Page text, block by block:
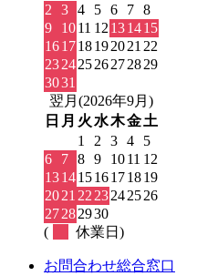
2
3 4 5 6 7 8
9
1011 12 131415
161718192021 22
23242526272829
3031
翌月(2026年9月)
日 月 火 水木金土
1
2 3 4
5
6
7 8 9 1011 12
13141516171819
2021 22 23242526
27282930
(
休業日)
お問合わせ総合窓口